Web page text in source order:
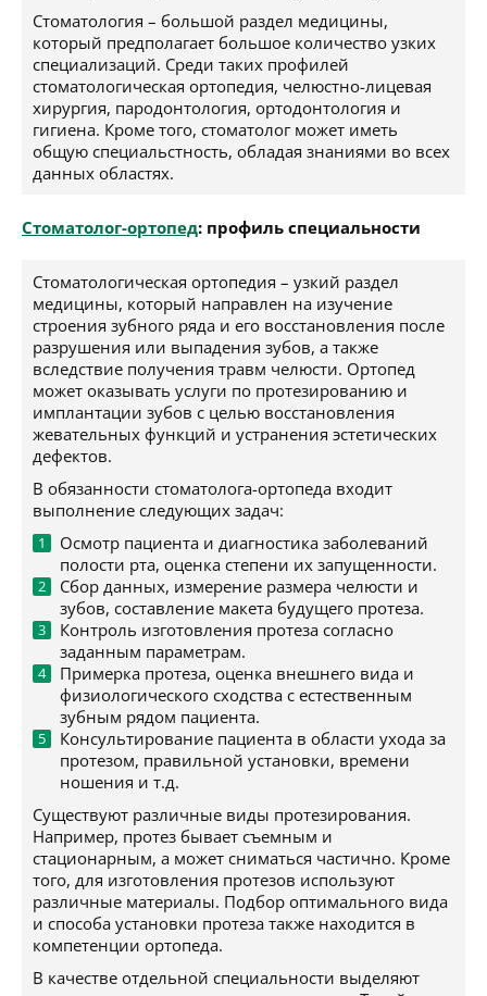
Стоматология – большой раздел медицины,
который предполагает большое количество узких
специализаций. Среди таких профилей
стоматологическая ортопедия, челюстно-лицевая
хирургия, пародонтология, ортодонтология и
гигиена. Кроме того, стоматолог может иметь
общую специальстность, обладая знаниями во всех
данных областях.
Стоматолог-ортопед: профиль специальности
Стоматологическая ортопедия – узкий раздел
медицины, который направлен на изучение
строения зубного ряда и его восстановления после
разрушения или выпадения зубов, а также
вследствие получения травм челюсти. Ортопед
может оказывать услуги по протезированию и
имплантации зубов с целью восстановления
жевательных функций и устранения эстетических
дефектов.
В обязанности стоматолога-ортопеда входит
выполнение следующих задач:
Осмотр пациента и диагностика заболеваний
полости рта, оценка степени их запущенности.
Сбор данных, измерение размера челюсти и
зубов, составление макета будущего протеза.
Контроль изготовления протеза согласно
заданным параметрам.
Примерка протеза, оценка внешнего вида и
физиологического сходства с естественным
зубным рядом пациента.
Консультирование пациента в области ухода за
протезом, правильной установки, времени
ношения и т.д.
Существуют различные виды протезирования.
Например, протез бывает съемным и
стационарным, а может сниматься частично. Кроме
того, для изготовления протезов используют
различные материалы. Подбор оптимального вида
и способа установки протеза также находится в
компетенции ортопеда.
В качестве отдельной специальности выделяют